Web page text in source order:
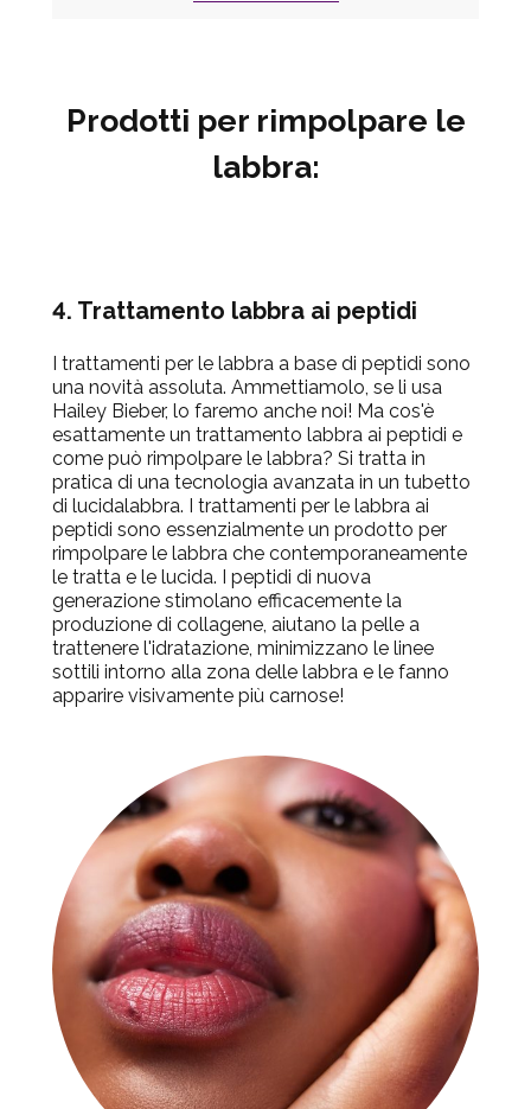
Prodotti per rimpolpare le
labbra:
4. Trattamento labbra ai peptidi
I trattamenti per le labbra a base di peptidi sono
una novità assoluta. Ammettiamolo, se li usa
Hailey Bieber, lo faremo anche noi! Ma cos'è
esattamente un trattamento labbra ai peptidi e
come può rimpolpare le labbra? Si tratta in
pratica di una tecnologia avanzata in un tubetto
di lucidalabbra. I trattamenti per le labbra ai
peptidi sono essenzialmente un prodotto per
rimpolpare le labbra che contemporaneamente
le tratta e le lucida. I peptidi di nuova
generazione stimolano efficacemente la
produzione di collagene, aiutano la pelle a
trattenere l'idratazione, minimizzano le linee
sottili intorno alla zona delle labbra e le fanno
apparire visivamente più carnose!